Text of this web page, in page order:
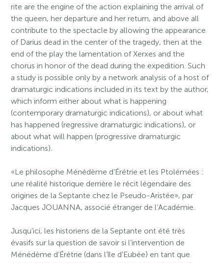
rite are the engine of the action explaining the arrival of
the queen, her departure and her return, and above all
contribute to the spectacle by allowing the appearance
of Darius dead in the center of the tragedy, then at the
end of the play the lamentation of Xerxes and the
chorus in honor of the dead during the expedition. Such
a study is possible only by a network analysis of a host of
dramaturgic indications included in its text by the author,
which inform either about what is happening
(contemporary dramaturgic indications), or about what
has happened (regressive dramaturgic indications), or
about what will happen (progressive dramaturgic
indications).
«Le philosophe Ménédème d’Érétrie et les Ptolémées :
une réalité historique derrière le récit légendaire des
origines de la Septante chez le Pseudo-Aristée», par
Jacques JOUANNA, associé étranger de l’Académie.
Jusqu’ici, les historiens de la Septante ont été très
évasifs sur la question de savoir si l’intervention de
Ménédème d’Érétrie (dans l’île d’Eubée) en tant que